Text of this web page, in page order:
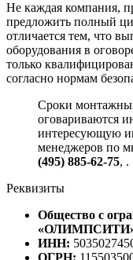
Не каждая компания,
предложить полный
отличается тем, что
оборудования в
только
согласно нормам
Сроки
оговариваются
интересующую
менеджеров по
(495) 885-62-75, .
Реквизиты
Общество с
ИНН: